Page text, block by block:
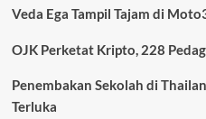
TNI:
Pembunuhan
Bank
Veda Ega Tampil Tajam di
OJK Perketat Kripto, 228
Penembakan Sekolah di
Terluka